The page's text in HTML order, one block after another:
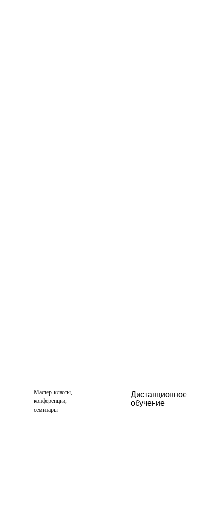
Мастер-классы,
конференции,
семинары
Дистанционное
обучение